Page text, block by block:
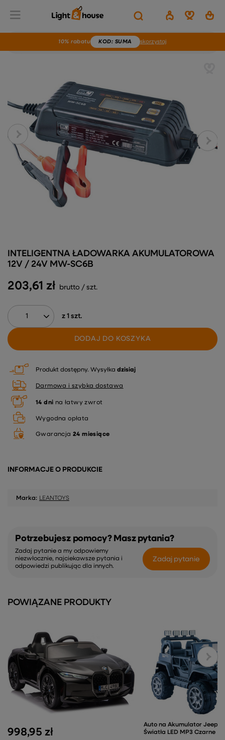
10% rabatu KOD: SUMA skorzystaj
203,61 zł brutto / szt.
z 1 szt.
DODAJ DO KOSZYKA
INTELIGENTNA ŁADOWARKA AKUMULATOROWA
12V / 24V MW-SC6B
Produkt dostępny Wysyłka dzisiaj
Darmowa i szybka dostawa
14 dni na łatwy zwrot
Wygodna opłata
Gwarancja 24 miesiące
INFORMACJE O PRODUKCIE
Marka: LEANTOYS
Potrzebujesz pomocy? Masz pytania?
Zadaj pytanie a my odpowiemy
niezwłocznie, najciekawsze pytania i
odpowiedzi publikując dla innych.
Zadaj pytanie
POWIĄZANE PRODUKTY
998,95 zł
Auto na Akumulator Jeep
Światła LED MP3 Czarne